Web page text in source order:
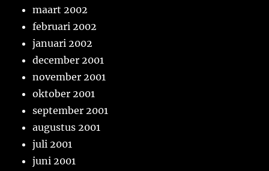
maart 2002
februari 2002
januari 2002
december 2001
november 2001
oktober 2001
september 2001
augustus 2001
juli 2001
juni 2001